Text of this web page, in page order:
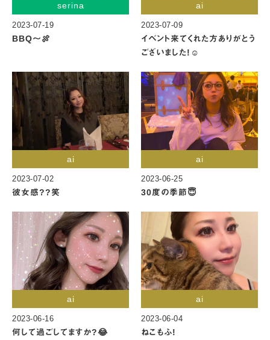
serina
2023-07-19
BBQ〜🍖
ai
2023-07-09
イベント来てくれた方ありがとう
ございました!☺️
ai
2023-07-02
彼女感??笑
ai
2023-06-25
30度の季節😇
ai
2023-06-16
何して過ごしてますか?😂
ai
2023-06-04
ねこもふ!